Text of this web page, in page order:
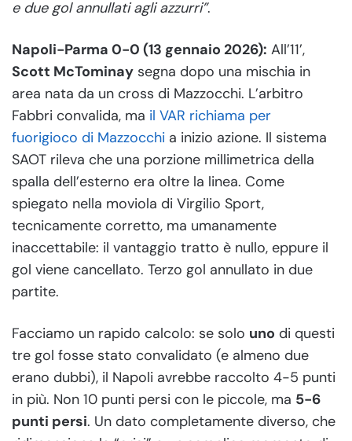
e due gol annullati agli azzurri”.
Napoli-Parma 0-0 (13 gennaio 2026): All’11’,
Scott McTominay segna dopo una mischia in
area nata da un cross di Mazzocchi. L’arbitro
Fabbri convalida, ma il VAR richiama per
fuorigioco di Mazzocchi a inizio azione. Il sistema
SAOT rileva che una porzione millimetrica della
spalla dell’esterno era oltre la linea. Come
spiegato nella moviola di Virgilio Sport,
tecnicamente corretto, ma umanamente
inaccettabile: il vantaggio tratto è nullo, eppure il
gol viene cancellato. Terzo gol annullato in due
partite.
Facciamo un rapido calcolo: se solo uno di questi
tre gol fosse stato convalidato (e almeno due
erano dubbi), il Napoli avrebbe raccolto 4-5 punti
in più. Non 10 punti persi con le piccole, ma 5-6
punti persi. Un dato completamente diverso, che